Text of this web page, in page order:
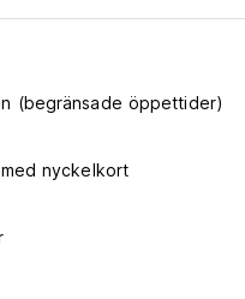
(begränsade öppettider)
nyckelkort